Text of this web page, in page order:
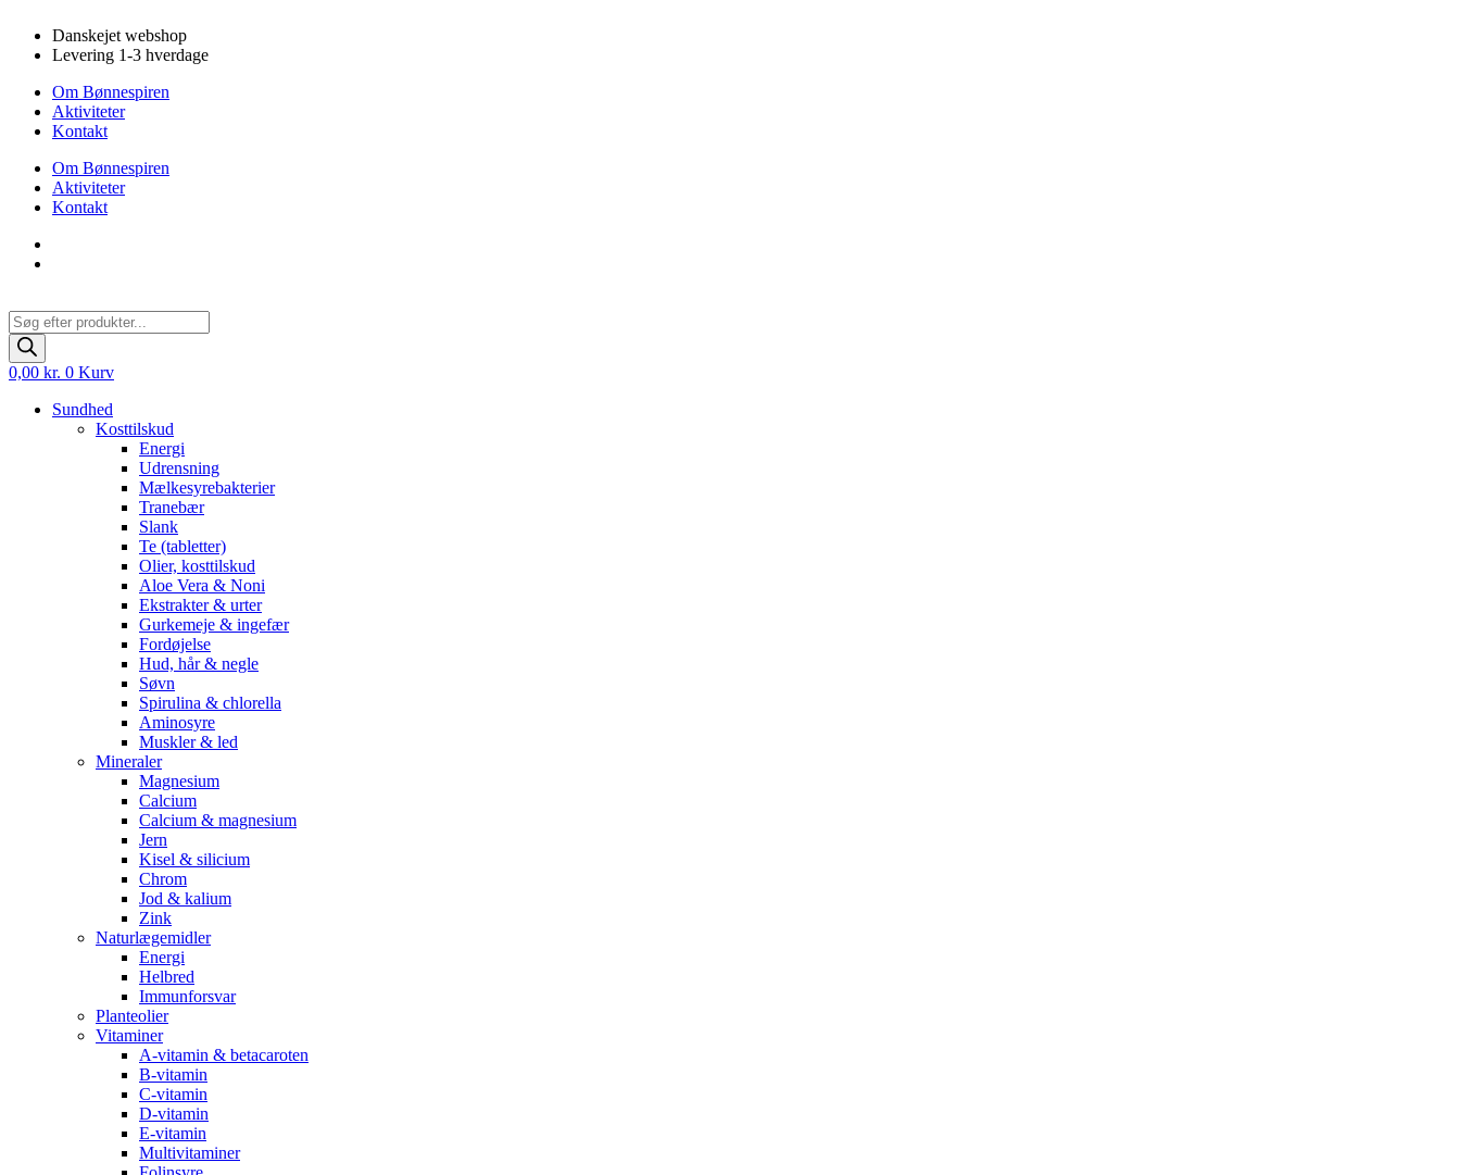
indhold
Danskejet webshop
Levering 1-3 hverdage
Om Bønnespiren
Aktiviteter
Kontakt
Om Bønnespiren
Aktiviteter
Kontakt
Products
search
0,00 kr. 0 Kurv
Sundhed
Kosttilskud
Energi
Udrensning
Mælkesyrebakterier
Tranebær
Slank
Te (tabletter)
Olier, kosttilskud
Aloe Vera & Noni
Ekstrakter & urter
Gurkemeje & ingefær
Fordøjelse
Hud, hår & negle
Søvn
Spirulina & chlorella
Aminosyre
Muskler & led
Mineraler
Magnesium
Calcium
Calcium & magnesium
Jern
Kisel & silicium
Chrom
Jod & kalium
Zink
Naturlægemidler
Energi
Helbred
Immunforsvar
Planteolier
Vitaminer
A-vitamin & betacaroten
B-vitamin
C-vitamin
D-vitamin
E-vitamin
Multivitaminer